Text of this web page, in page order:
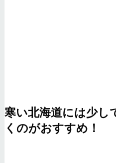
寒い北海道には少し
くのがおすすめ！